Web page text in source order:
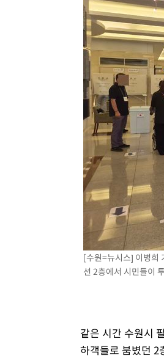
[수원=뉴시스] 이병희
션 2층에서 시민들이
같은 시간 수원시
하객들로 붐볐던 2